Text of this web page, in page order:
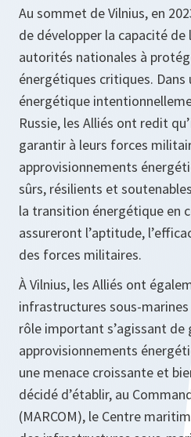
Au sommet de Vilnius, en
de développer la capacité de
autorités nationales à
énergétiques critiques.
énergétique
Russie, les Alliés ont redit
garantir à leurs forces
approvisionnements
sûrs, résilients et
la transition énergétique en
assureront l’aptitude,
des forces militaires.
À Vilnius, les Alliés ont
infrastructures sous-
rôle important s’agissant de
approvisionnements
une menace croissante et
décidé d’établir, au
(MARCOM), le Centre